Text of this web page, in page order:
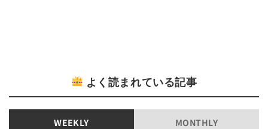
よく読まれている記事
WEEKLY MONTHLY